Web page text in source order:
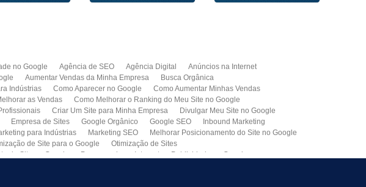
no Google Agência de SEO Agência Digital
Anúncios na Internet
Aumentar Vendas da Minha Empresa
Busca Orgânica
Indústrias Como Aparecer no Google
Como Aumentar Minhas Vendas
as Vendas
Como Melhorar o Ranking do Meu Site no Google
Criar Um Site para Minha Empresa
Divulgar Meu Site no Google
Empresa de Sites Google Orgânico Google SEO
Inbound Marketing
para Indústrias Marketing SEO
Melhorar Posicionamento do Site no Google
de Site para o Google
Otimização de Sites
de Site no Google Propaganda na Internet
Publicidade no Google